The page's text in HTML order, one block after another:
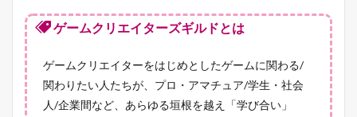
ゲームクリエイターズギルドとは
ゲームクリエイターをはじめとしたゲームに関わる/
関わりたい人たちが、プロ・アマチュア/学生・社会
人/企業間など、あらゆる垣根を越え「学び合い」